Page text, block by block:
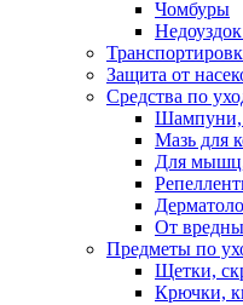
Чомбуры
Защита от
Средства по
Шампуни,
Мазь для
Для
От
Предметы по
Щетки,
Крючки,